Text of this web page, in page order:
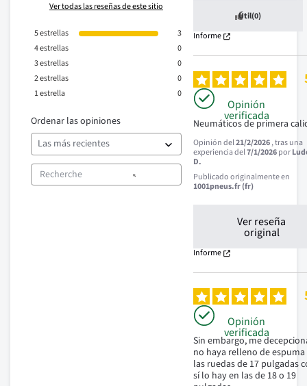
Ver todas las reseñas de este sitio
5estrellas
3
4estrellas
0
3estrellas
0
2estrellas
0
1estrella 0
Ordenar las opiniones
Útil(0)
Informe
Opinión
verificada
Neumáticos de primera
Opinión del21/2/2026, tras una
experiencia del7/1/2026por
D.
Publicado originalmente en
1001pneus.fr (fr)
Ver reseña
original
Informe
Opinión
verificada
Sin embargo, me
no haya relleno de
las ruedas de 17 pulgadas
sí lo hay en las de 18 o 19